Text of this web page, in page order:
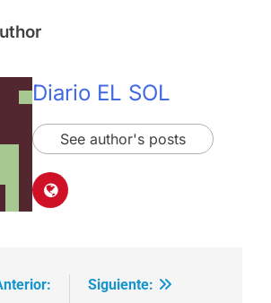
Diario EL SOL
See author's posts
Siguiente: